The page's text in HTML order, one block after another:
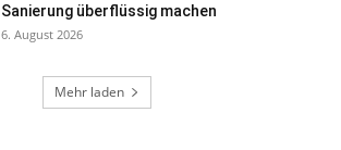
Sanierung überflüssig machen
6. August 2026
Mehr laden